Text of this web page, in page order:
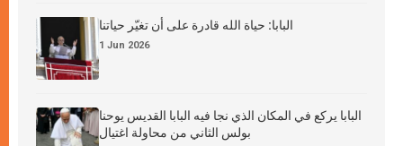
البابا: حياة الله قادرة على أن تغيّر حياتنا
1 Jun 2026
البابا يركع في المكان الذي نجا فيه البابا القديس يوحنا
بولس الثاني من محاولة اغتيال